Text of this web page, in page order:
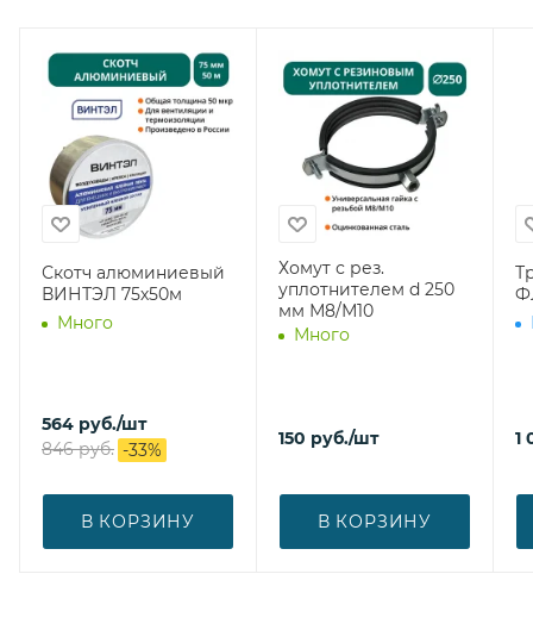
Скотч алюминиевый
ВИНТЭЛ 75х50м
Много
564 руб./шт
846руб. -33%
В КОРЗИНУ
Хомут с рез.
уплотнителем d 250
мм М8/М10
Много
150 руб./шт
В КОРЗИНУ
1